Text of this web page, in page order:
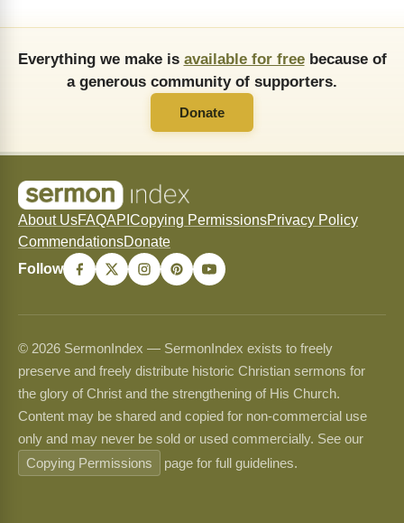
Everything we make is available for freebecause of
a generous community of supporters.
Donate
About UsFAQAPI Copying PermissionsPrivacy Policy
CommendationsDonate
Follow
© 2026 SermonIndex — SermonIndex exists to freely
preserve and freely distribute historic Christian sermons for
the glory of Christ and the strengthening of His Church.
Content may be shared and copied for non-commercial use
only and may never be sold or used commercially. See our
Copying Permissions
page for full guidelines.